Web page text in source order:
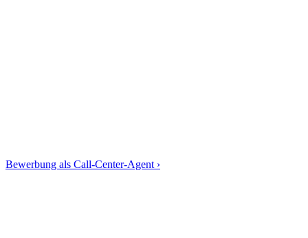
Bewerbung als Call-Center-Agent ›